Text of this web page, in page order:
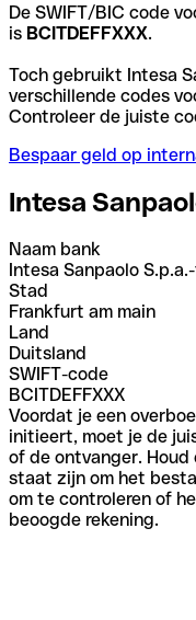
De SWIFT/BIC code
is BCITDEFFXXX.
Toch gebruikt Intesa
verschillende codes
Controleer de juiste
Bespaar geld op
Intesa
Naam bank
Intesa Sanpaolo
Stad
Frankfurt am main
Land
Duitsland
SWIFT-code
BCITDEFFXXX
Voordat je een
initieert, moet je de
of de ontvanger.
staat zijn om het
om te controleren of
beoogde rekening.